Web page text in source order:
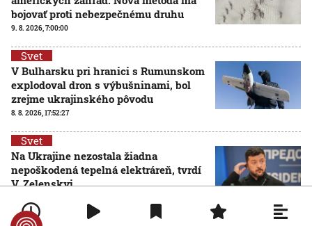
bojovať proti nebezpečnému druhu
9. 8. 2026, 7:00:00
Svet
V Bulharsku pri hranici s Rumunskom
explodoval dron s výbušninami, bol
zrejme ukrajinského pôvodu
8. 8. 2026, 17:52:27
Svet
Na Ukrajine nezostala žiadna
nepoškodená tepelná elektráreň, tvrdí
V. Zelenskyj